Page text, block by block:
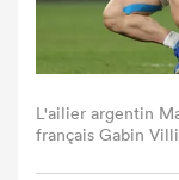
L'ailier argentin
français Gabin